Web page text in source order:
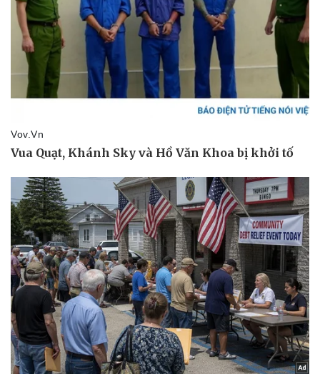
Pháp luật
Tư vấn luật
Quân sự - Quốc phòng
Vũ khí